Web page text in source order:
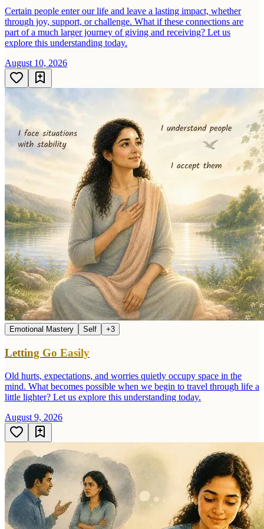
Certain people enter our life and leave a lasting impact, whether
through joy, support, or challenge. What if these connections are
part of a much larger journey of giving and receiving? Let us
explore this understanding today.
August 10, 2026
Emotional Mastery Self +3
Letting Go Easily
Old hurts, expectations, and worries quietly occupy space in the
mind. What becomes possible when we begin to travel through life a
little lighter? Let us explore this understanding today.
August 9, 2026